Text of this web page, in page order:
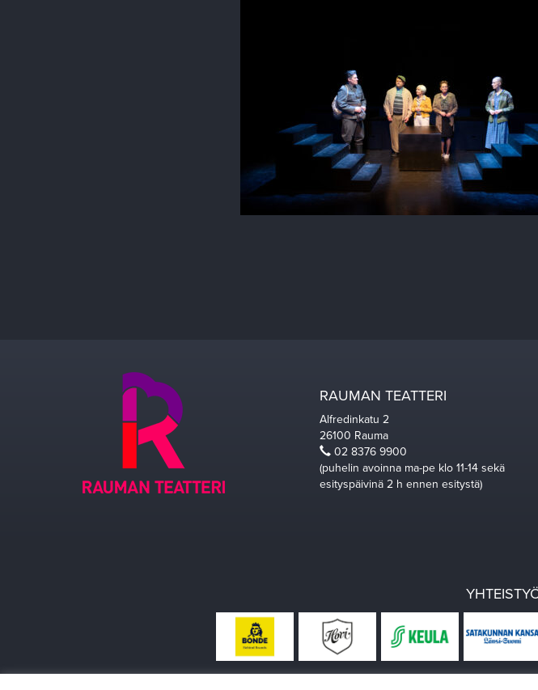
RAUMAN TEATTERI
Alfredinkatu 2
26100 Rauma
02 8376 9900
(puhelin avoinna ma-pe klo 11-14 sekä
esityspäivinä 2 h ennen esitystä)